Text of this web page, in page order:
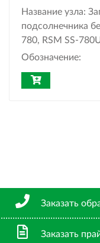
Название узла:
подсолнечника
780, RSM SS-
Обозначение:
Заказать
Заказать